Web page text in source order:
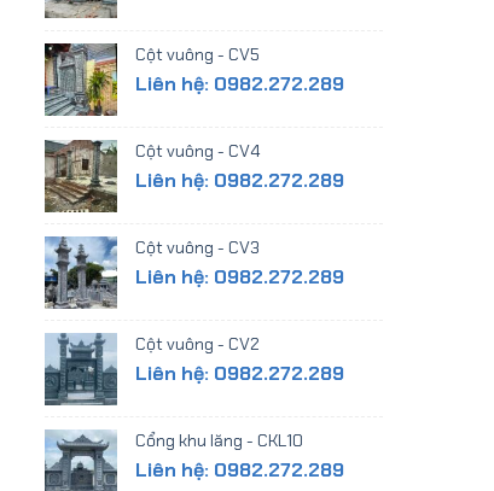
Cột vuông - CV5
Liên hệ: 0982.272.289
Cột vuông - CV4
Liên hệ: 0982.272.289
Cột vuông - CV3
Liên hệ: 0982.272.289
Cột vuông - CV2
Liên hệ: 0982.272.289
Cổng khu lăng - CKL10
Liên hệ: 0982.272.289